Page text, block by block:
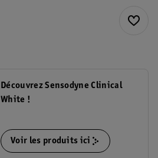
Découvrez Sensodyne Clinical
White !
Voir les produits ici